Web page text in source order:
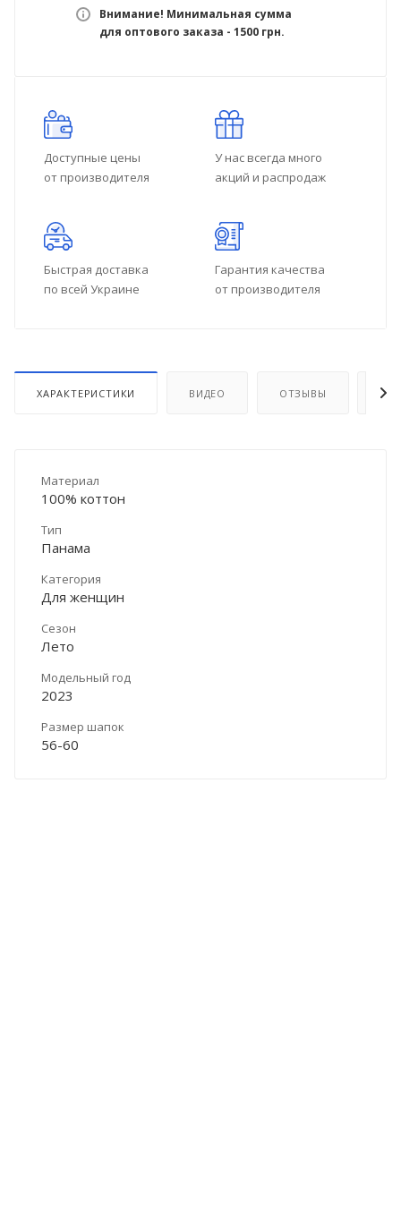
Внимание! Минимальная сумма
для оптового заказа - 1500 грн.
Доступные цены
от производителя
У нас всегда много
акций и распродаж
Быстрая доставка
по всей Украине
Гарантия качества
от производителя
ХАРАКТЕРИСТИКИ ВИДЕО ОТЗЫВЫ
Материал
100% коттон
Тип
Панама
Категория
Для женщин
Сезон
Лето
Модельный год
2023
Размер шапок
56-60